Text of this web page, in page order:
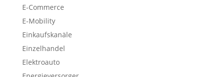
E-Commerce
E-Mobility
Einkaufskanäle
Einzelhandel
Elektroauto